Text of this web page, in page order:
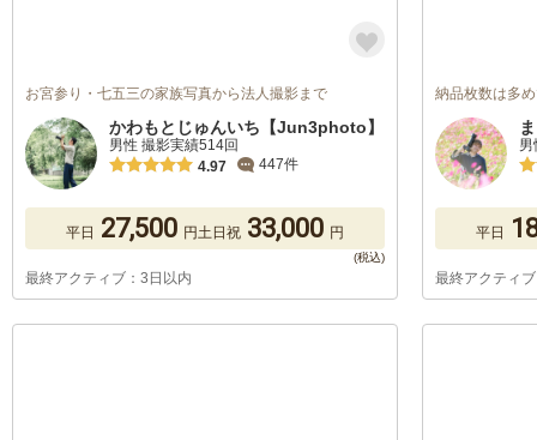
お宮参り・七五三の家族写真から法人撮影まで
かわもとじゅんいち【Jun3photo】
男性 撮影実績514回
4.97
447件
平日 27,500 円土日祝 33,000 円
最終アクティブ：3日以内
納品枚数は多
平日
最終アクティ